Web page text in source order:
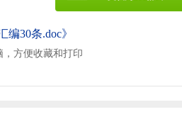
编30条.doc》
，方便收藏和打印